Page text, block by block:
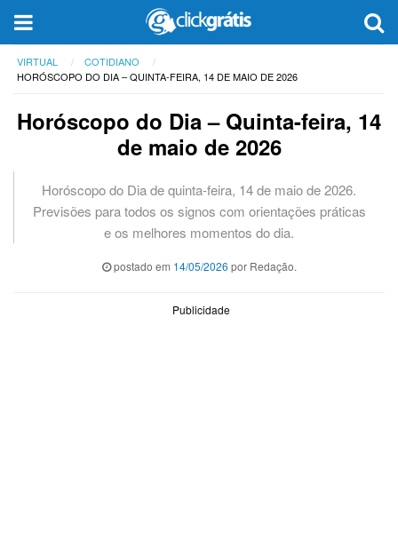
VIRTUAL
COTIDIANO
HORÓSCOPO DO DIA – QUINTA-FEIRA, 14 DE MAIO DE 2026
Horóscopo do Dia – Quinta-feira, 14
de maio de 2026
Horóscopo do Dia de quinta-feira, 14 de maio de 2026.
Previsões para todos os signos com orientações práticas
e os melhores momentos do dia.
postado em 14/05/2026 por Redação.
Publicidade